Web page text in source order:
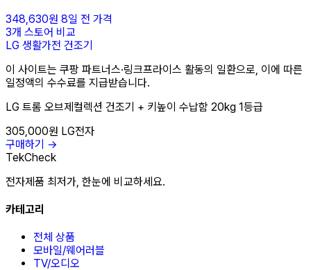
348,630원 8일 전 가격
3개 스토어 비교
LG 생활가전 건조기
이 사이트는 쿠팡 파트너스·링크프라이스 활동의 일환으로, 이에 따른
일정액의 수수료를 지급받습니다.
LG 트롬 오브제컬렉션 건조기 + 키높이 수납함 20kg 1등급
305,000원 LG전자
구매하기 →
TekCheck
전자제품 최저가, 한눈에 비교하세요.
카테고리
전체 상품
모바일/웨어러블
TV/오디오